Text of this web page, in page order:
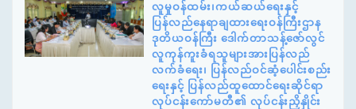
လူမှုဝန်ထမ်း၊ကယ်ဆယ်ရေးနှင့်
ပြန်လည်နေရာချထားရေးဝန်ကြီးဌာန
ဒုတိယဝန်ကြီး ဒေါက်တာသန့်ဇော်လွင်
လူကုန်ကူးခံရသူများအားပြန်လည်
လက်ခံရေး၊ ပြန်လည်ဝင်ဆံ့ပေါင်းစည်း
ရေးနှင့် ပြန်လည်ထူထောင်ရေးဆိုင်ရာ
လုပ်ငန်းကော်မတီ၏ လုပ်ငန်းညှိနှိုင်း